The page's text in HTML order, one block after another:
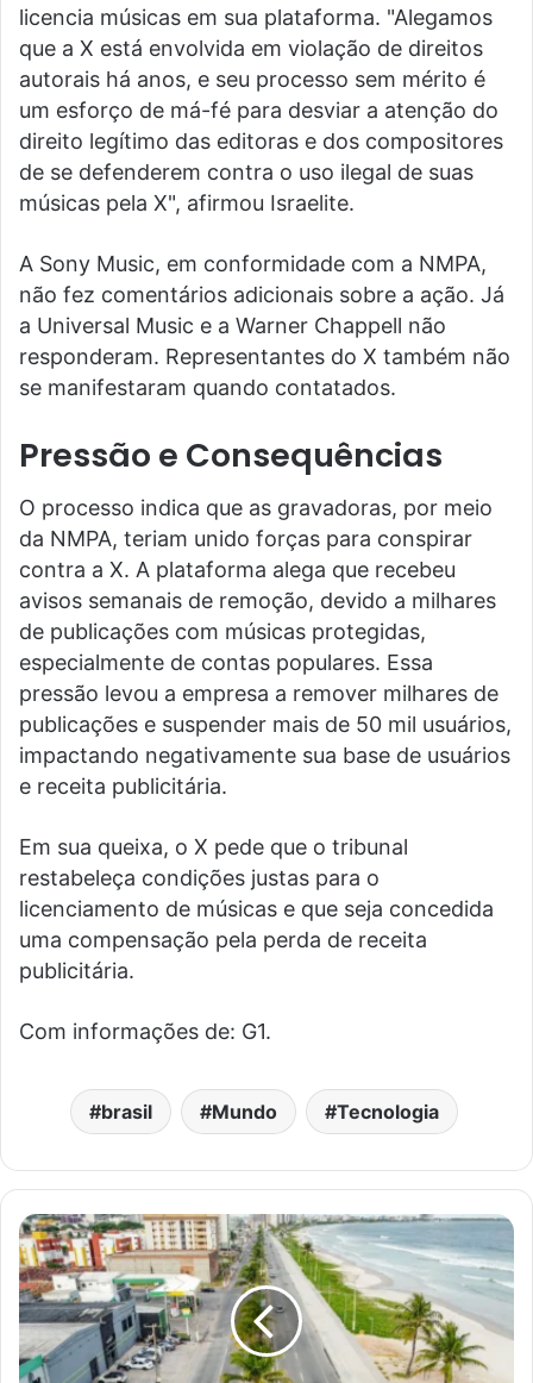
licencia músicas em sua plataforma. "Alegamos
que a X está envolvida em violação de direitos
autorais há anos, e seu processo sem mérito é
um esforço de má-fé para desviar a atenção do
direito legítimo das editoras e dos compositores
de se defenderem contra o uso ilegal de suas
músicas pela X", afirmou Israelite.
A Sony Music, em conformidade com a NMPA,
não fez comentários adicionais sobre a ação. Já
a Universal Music e a Warner Chappell não
responderam. Representantes do X também não
se manifestaram quando contatados.
Pressão e Consequências
O processo indica que as gravadoras, por meio
da NMPA, teriam unido forças para conspirar
contra a X. A plataforma alega que recebeu
avisos semanais de remoção, devido a milhares
de publicações com músicas protegidas,
especialmente de contas populares. Essa
pressão levou a empresa a remover milhares de
publicações e suspender mais de 50 mil usuários,
impactando negativamente sua base de usuários
e receita publicitária.
Em sua queixa, o X pede que o tribunal
restabeleça condições justas para o
licenciamento de músicas e que seja concedida
uma compensação pela perda de receita
publicitária.
Com informações de: G1.
brasil Mundo Tecnologia